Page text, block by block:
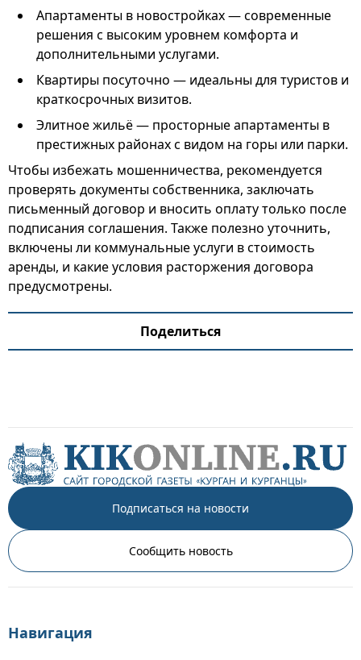
Апартаменты в новостройках — современные
решения с высоким уровнем комфорта и
дополнительными услугами.
Квартиры посуточно — идеальны для туристов и
краткосрочных визитов.
Элитное жильё — просторные апартаменты в
престижных районах с видом на горы или парки.
Чтобы избежать мошенничества, рекомендуется
проверять документы собственника, заключать
письменный договор и вносить оплату только после
подписания соглашения. Также полезно уточнить,
включены ли коммунальные услуги в стоимость
аренды, и какие условия расторжения договора
предусмотрены.
Поделиться
Подписаться на новости
Сообщить новость
Навигация